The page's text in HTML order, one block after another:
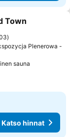
Town
Plenerowa -
sauna
Katso hinnat